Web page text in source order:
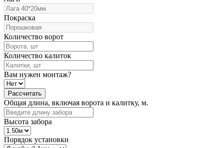
Покраска
Количество ворот
Количество калиток
Вам нужен монтаж?
Рассчитать
Общая длина, включая ворота и калитку, м.
Высота забора
Порядок установки